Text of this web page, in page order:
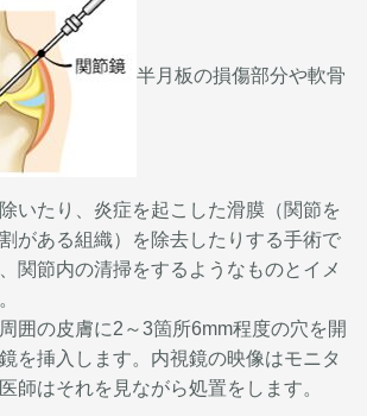
半月板の損傷部分や軟骨
いたり、炎症を起こした滑膜（関節を
がある組織）を除去したりする手術で
関節内の清掃をするようなものとイメ
囲の皮膚に2～3箇所6mm程度の穴を開
を挿入します。内視鏡の映像はモニタ
師はそれを見ながら処置をします。